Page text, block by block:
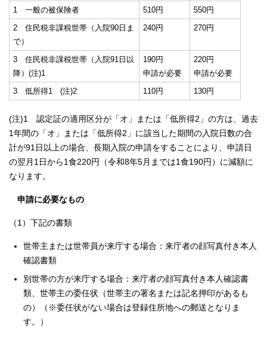
1 一般の被保険者
510円
550円
2 住民税非課税世帯（入院90日ま
で）
240円 270円
3 住民税非課税世帯（入院91日以
降）(注)1
190円
申請が必要
220円
申請が必要
3 低所得1 (注)2
110円 130円
(注)1 認定証の適用区分が「オ」または「低所得2」の方は、過去
1年間の「オ」または「低所得2」に該当した期間の入院日数の合
計が91日以上の場合、長期入院の申請をすることにより、申請日
の翌月1日から1食220円（令和8年5月までは1食190円）に減額に
なります。
申請に必要なもの
（1）下記の書類
世帯主または世帯員が来庁する場合：来庁者の顔写真付き本人
確認書類
別世帯の方が来庁する場合：来庁者の顔写真付き本人確認書
類、世帯主の委任状（世帯主の署名または記名押印があるも
の）（※委任状がない場合は登録住所地への郵送となりま
す。）